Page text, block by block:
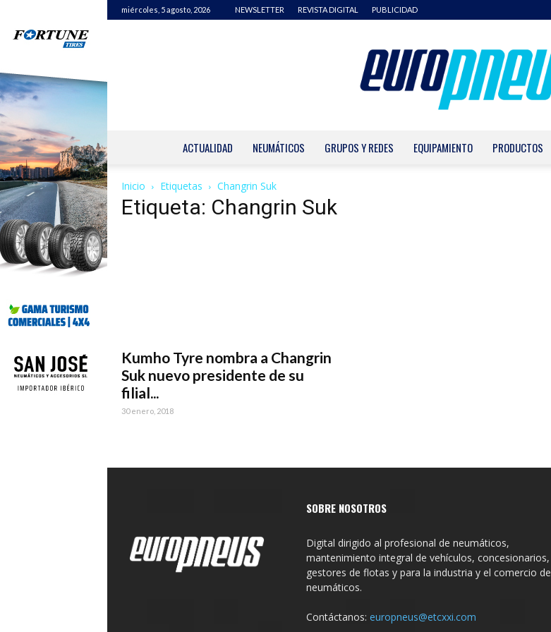
miércoles, 5 agosto, 2026 NEWSLETTER REVISTA DIGITAL PUBLICIDAD
ACTUALIDAD NEUMÁTICOS GRUPOS Y REDES EQUIPAMIENTO PRODUCTOS
Inicio Etiquetas Changrin Suk
Etiqueta: Changrin Suk
Kumho Tyre nombra a Changrin
Suk nuevo presidente de su
filial...
30 enero, 2018
SOBRE NOSOTROS
Digital dirigido al profesional de neumáticos,
mantenimiento integral de vehículos, concesionarios,
gestores de flotas y para la industria y el comercio de
neumáticos.
Contáctanos: europneus@etcxxi.com